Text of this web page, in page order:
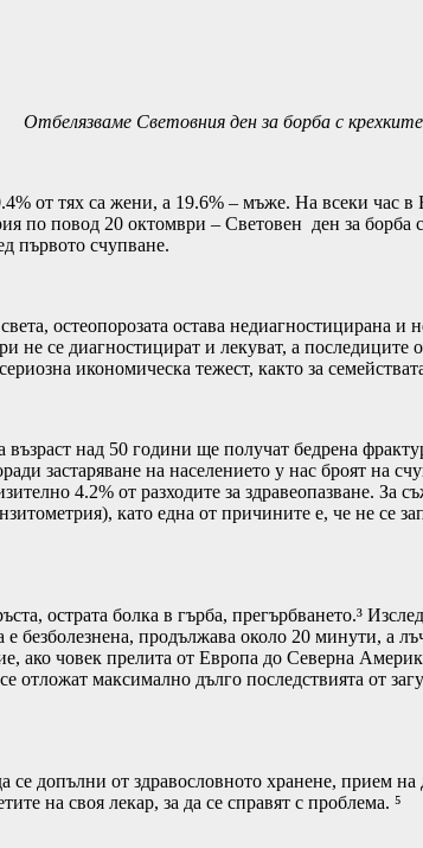
Отбелязваме Световния ден за борба с
от тях са жени, а 19.6% – мъже. На всеки час
по повод 20 октомври – Световен ден за борба
първото счупване.
остеопорозата остава недиагностицирана
не се диагностицират и лекуват, а
икономическа тежест, както за
над 50 години ще получат бедрена
застаряване на населението у нас броят на
4.2% от разходите за здравеопазване.
като една от причините е, че не
острата болка в гърба, прегърбването.³
е безболезнена, продължава около 20 минути, а
ако човек прелита от Европа до Северна
отложат максимално дълго последствията от
се допълни от здравословното хранене, прием
на своя лекар, за да се справят с проблема. ⁵